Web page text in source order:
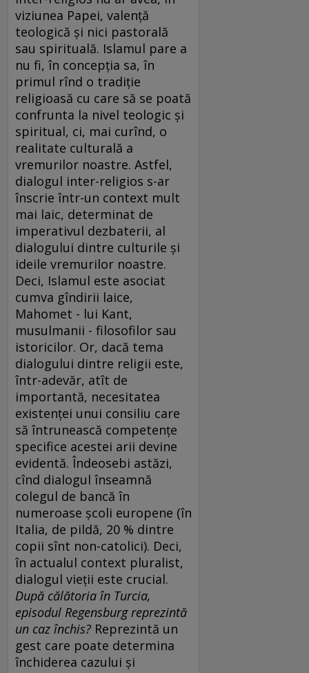
viziunea Papei, valenţă
teologică şi nici pastorală
sau spirituală. Islamul pare a
nu fi, în concepţia sa, în
primul rînd o tradiţie
religioasă cu care să se poată
confrunta la nivel teologic şi
spiritual, ci, mai curînd, o
realitate culturală a
vremurilor noastre. Astfel,
dialogul inter-religios s-ar
înscrie într-un context mult
mai laic, determinat de
imperativul dezbaterii, al
dialogului dintre culturile şi
ideile vremurilor noastre.
Deci, Islamul este asociat
cumva gîndirii laice,
Mahomet - lui Kant,
musulmanii - filosofilor sau
istoricilor. Or, dacă tema
dialogului dintre religii este,
într-adevăr, atît de
importantă, necesitatea
existenţei unui consiliu care
să întrunească competenţe
specifice acestei arii devine
evidentă. Îndeosebi astăzi,
cînd dialogul înseamnă
colegul de bancă în
numeroase şcoli europene (în
Italia, de pildă, 20 % dintre
copii sînt non-catolici). Deci,
în actualul context pluralist,
dialogul vieţii este crucial.
După călătoria în Turcia,
episodul Regensburg reprezintă
un caz închis? Reprezintă un
gest care poate determina
închiderea cazului şi